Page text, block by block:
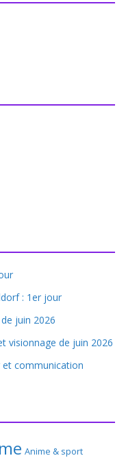
: 1er jour
juin 2026
visionnage de juin 2026
et communication
Anime & sport